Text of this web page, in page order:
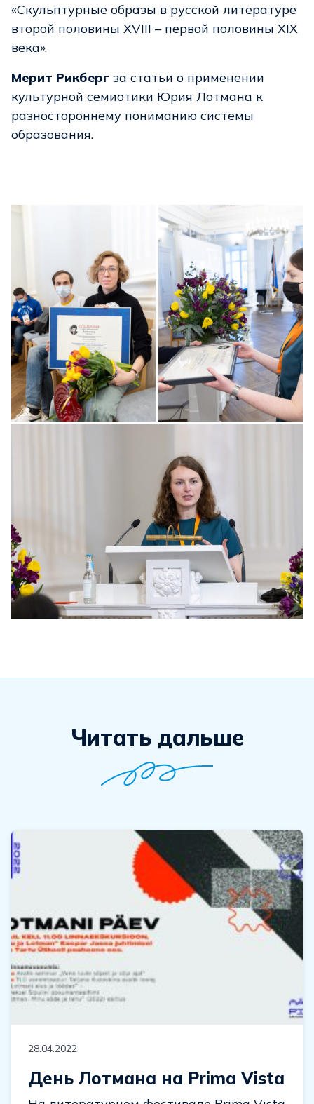
«Скульптурные образы в русской литературе
второй половины XVIII – первой половины XIX
века».
Мерит Рикберг за статьи о применении
культурной семиотики Юрия Лотмана к
разностороннему пониманию системы
образования.
Читать дальше
28.04.2022
День Лотмана на Prima Vista